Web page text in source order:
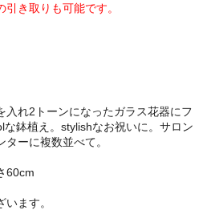
き取りも可能です。
入れ2トーンになったガラス花器にフ
な鉢植え。stylishなお祝いに。サロン
ーに複数並べて。
60cm
ます。